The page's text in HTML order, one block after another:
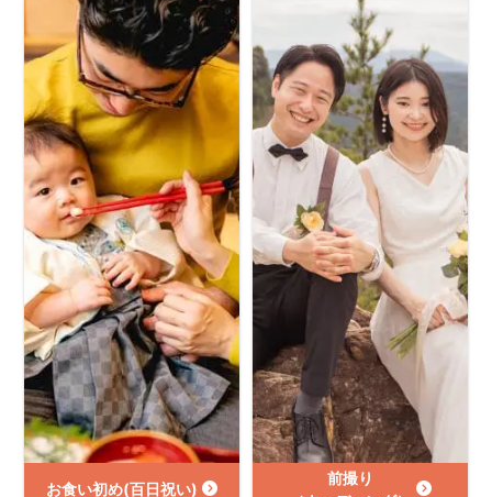
お食い初め(百日祝い)
前撮り